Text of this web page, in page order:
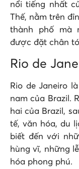
nổi tiếng nhất
Thế, nằm trên
thành phố mà
được đặt chân
Rio de
Rio de Janeiro
nam của Brazil.
hai của Brazil,
tế, văn hóa, du
biết đến với
hùng vĩ, những
hóa phong phú.